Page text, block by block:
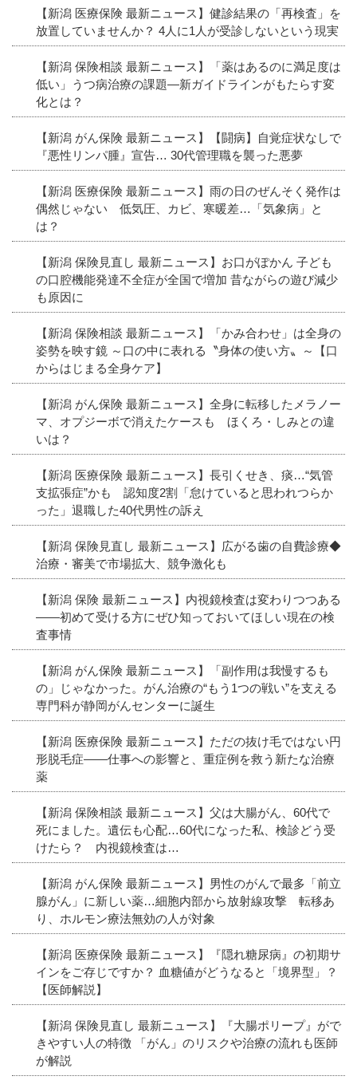
【新潟 医療保険 最新ニュース】健診結果の「再検査」を
放置していませんか？ 4人に1人が受診しないという現実
【新潟 保険相談 最新ニュース】「薬はあるのに満足度は
低い」うつ病治療の課題―新ガイドラインがもたらす変
化とは？
【新潟 がん保険 最新ニュース】【闘病】自覚症状なしで
『悪性リンパ腫』宣告… 30代管理職を襲った悪夢
【新潟 医療保険 最新ニュース】雨の日のぜんそく発作は
偶然じゃない 低気圧、カビ、寒暖差…「気象病」と
は？
【新潟 保険見直し 最新ニュース】お口がぽかん 子ども
の口腔機能発達不全症が全国で増加 昔ながらの遊び減少
も原因に
【新潟 保険相談 最新ニュース】「かみ合わせ」は全身の
姿勢を映す鏡 ～口の中に表れる〝身体の使い方〟～【口
からはじまる全身ケア】
【新潟 がん保険 最新ニュース】全身に転移したメラノー
マ、オプジーボで消えたケースも ほくろ・しみとの違
いは？
【新潟 医療保険 最新ニュース】長引くせき、痰…“気管
支拡張症”かも 認知度2割「怠けていると思われつらか
った」退職した40代男性の訴え
【新潟 保険見直し 最新ニュース】広がる歯の自費診療◆
治療・審美で市場拡大、競争激化も
【新潟 保険 最新ニュース】内視鏡検査は変わりつつある
――初めて受ける方にぜひ知っておいてほしい現在の検
査事情
【新潟 がん保険 最新ニュース】「副作用は我慢するも
の」じゃなかった。がん治療の“もう1つの戦い”を支える
専門科が静岡がんセンターに誕生
【新潟 医療保険 最新ニュース】ただの抜け毛ではない円
形脱毛症――仕事への影響と、重症例を救う新たな治療
薬
【新潟 保険相談 最新ニュース】父は大腸がん、60代で
死にました。遺伝も心配…60代になった私、検診どう受
けたら？ 内視鏡検査は…
【新潟 がん保険 最新ニュース】男性のがんで最多「前立
腺がん」に新しい薬…細胞内部から放射線攻撃 転移あ
り、ホルモン療法無効の人が対象
【新潟 医療保険 最新ニュース】『隠れ糖尿病』の初期サ
インをご存じですか？ 血糖値がどうなると「境界型」？
【医師解説】
【新潟 保険見直し 最新ニュース】『大腸ポリープ』がで
きやすい人の特徴 「がん」のリスクや治療の流れも医師
が解説